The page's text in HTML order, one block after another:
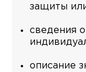
защиты
сведения
описание